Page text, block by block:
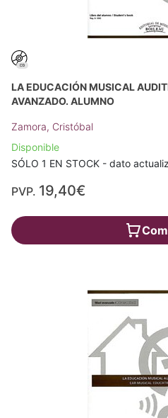
LA EDUCACIÓN MUSICAL
AVANZADO. ALUMNO
Zamora, Cristóbal
Disponible
SÓLO 1 EN STOCK - dato
PVP. 19,40€